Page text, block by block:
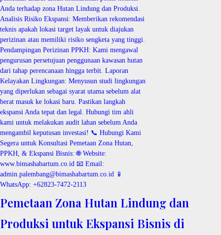
Pemetaan Zona Hutan Lindung dan
Produksi untuk Ekspansi Bisnis di